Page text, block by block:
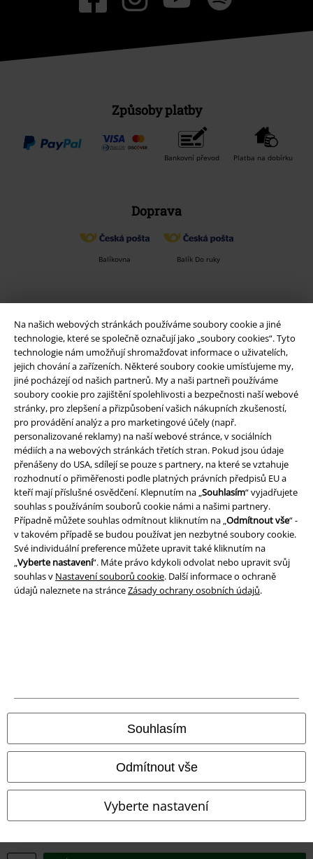
Na našich webových stránkách používáme soubory cookie a jiné
technologie, které se společně označují jako „soubory cookies“. Tyto
technologie nám umožňují shromažďovat informace o uživatelích,
jejich chování a zařízeních. Některé soubory cookie umísťujeme my,
jiné pocházejí od našich partnerů. My a naši partneři používáme
soubory cookie pro zajištění spolehlivosti a bezpečnosti naší webové
stránky, pro zlepšení a přizpůsobení vašich nákupních zkušeností,
pro provádění analýz a pro marketingové účely (např.
personalizované reklamy) na naší webové stránce, v sociálních
médiích a na webových stránkách třetích stran. Pokud jsou údaje
přenášeny do USA, sdílejí se pouze s partnery, na které se vztahuje
rozhodnutí o přiměřenosti podle platných právních předpisů EU a
kteří mají příslušné osvědčení. Klepnutím na „Souhlasím“ vyjadřujete
souhlas s používáním souborů cookie námi a našimi partnery.
Případně můžete souhlas odmítnout kliknutím na „Odmítnout vše“ -
v takovém případě se budou používat jen nezbytné soubory cookie.
Své individuální preference můžete upravit také kliknutím na
„Vyberte nastavení“. Máte právo kdykoli odvolat nebo upravit svůj
souhlas v Nastavení souborů cookie. Další informace o ochraně
údajů naleznete na stránceZásady ochrany osobních údajů.
Souhlasím
Odmítnout vše
Vyberte nastavení
Způsoby platby
Bankovní převod Platba na dobírku
Doprava
Balíkovna Balík Do ruky
Stáhněte si novou EMP aplikaci zdarma a využijte všechny nové
funkce a výhody!
A Warner Music Group Company
Likvidace odpadu a ochrana životního prostředí
Prohlášení o shodě
Informace o přístupnosti